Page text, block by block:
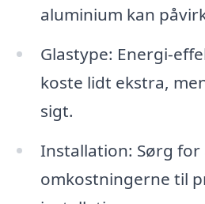
aluminium kan
Glastype: Energi-
koste lidt ekstra,
sigt.
Installation: Sørg
omkostningerne til